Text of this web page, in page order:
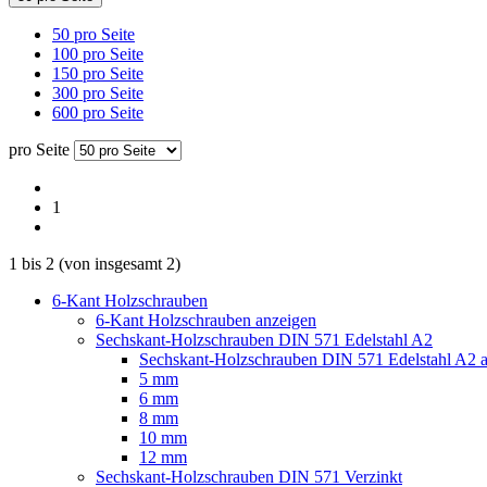
50 pro Seite
100 pro Seite
150 pro Seite
300 pro Seite
600 pro Seite
pro Seite
1
1 bis 2 (von insgesamt 2)
6-Kant Holzschrauben
6-Kant Holzschrauben anzeigen
Sechskant-Holzschrauben DIN 571 Edelstahl A2
Sechskant-Holzschrauben DIN 571 Edelstahl A2
5 mm
6 mm
8 mm
10 mm
12 mm
Sechskant-Holzschrauben DIN 571 Verzinkt